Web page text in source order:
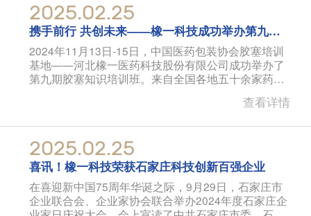
2025.02.25
携手前行 共创未来——橡一科技成功举办第九期
胶塞知识培训班
2024年11月13日-15日，中国医药包装协会胶塞培训
基地——河北橡一医药科技股份有限公司成功举办了
第九期胶塞知识培训班。来自全国各地五十余家药
查看详情
2025.02.25
喜讯！橡一科技荣获石家庄科技创新百强企业
在喜迎新中国75周年华诞之际，9月29日，石家庄市
企业联合会、企业家协会联合举办2024年度石家庄企